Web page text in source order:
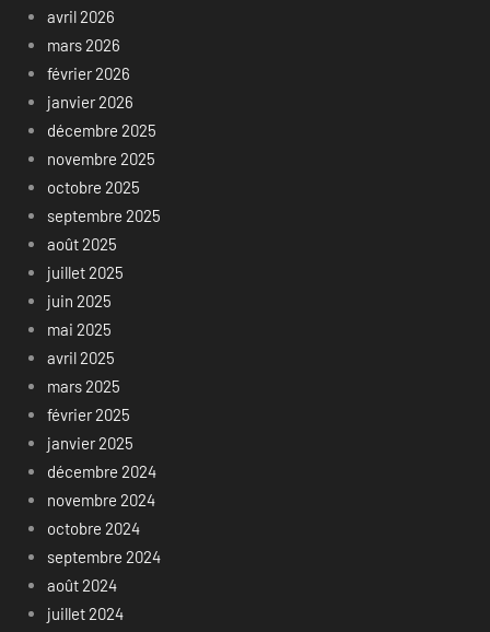
avril 2026
mars 2026
février 2026
janvier 2026
décembre 2025
novembre 2025
octobre 2025
septembre 2025
août 2025
juillet 2025
juin 2025
mai 2025
avril 2025
mars 2025
février 2025
janvier 2025
décembre 2024
novembre 2024
octobre 2024
septembre 2024
août 2024
juillet 2024